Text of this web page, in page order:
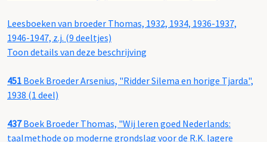
Leesboeken van broeder Thomas, 1932, 1934, 1936-1937,
1946-1947, z.j. (9 deeltjes)
Toon details van deze beschrijving
451 Boek Broeder Arsenius, "Ridder Silema en horige Tjarda",
1938 (1 deel)
437Boek Broeder Thomas, "Wij leren goed Nederlands:
taalmethode op moderne grondslag voor de R.K. lagere